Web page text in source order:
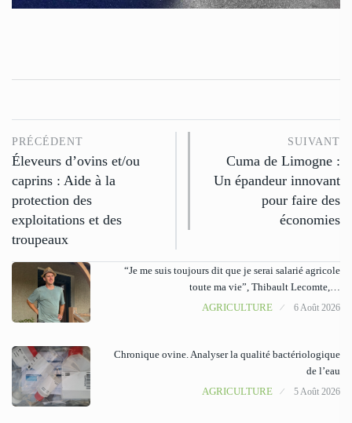
PRÉCÉDENT
Éleveurs d’ovins et/ou
caprins : Aide à la
protection des
exploitations et des
troupeaux
SUIVANT
Cuma de Limogne :
Un épandeur innovant
pour faire des
économies
“Je me suis toujours dit que je serai salarié agricole
toute ma vie”, Thibault Lecomte,…
AGRICULTURE
6 Août 2026
Chronique ovine. Analyser la qualité bactériologique
de l’eau
AGRICULTURE
5 Août 2026